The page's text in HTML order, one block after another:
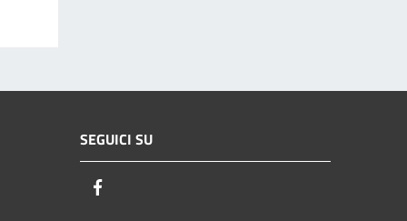
SEGUICI SU